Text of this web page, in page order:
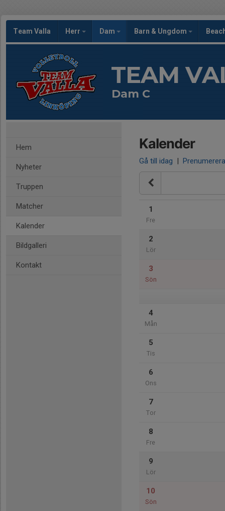
Team Valla Herr Dam Barn & Ungdom
TEAM
Dam C
Hem
Nyheter
Truppen
Matcher
Kalender
Bildgalleri
Kontakt
Kalender
Gå till idag | Prenumerera
1
Fre
2
Lör
3
Sön
4
Mån
5
Tis
6
Ons
7
Tor
8
Fre
9
Lör
10
Sön